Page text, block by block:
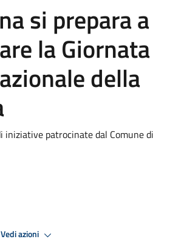
si prepara a
la Giornata
della
iniziative patrocinate dal Comune di
Vedi azioni